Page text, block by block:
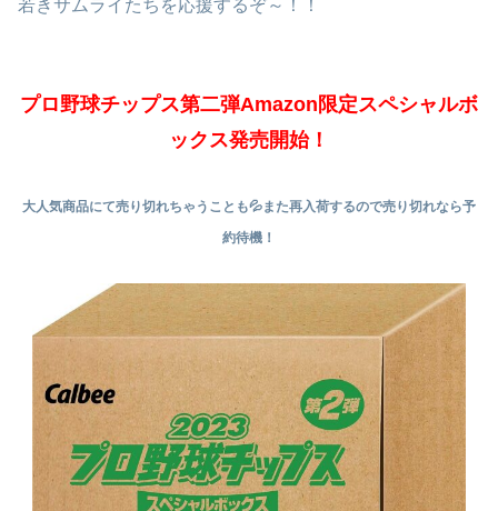
若きサムライたちを応援するぞ～！！
プロ野球チップス第二弾Amazon限定スペシャルボ
ックス発売開始！
大人気商品にて売り切れちゃうことも💦また再入荷するので売り切れなら予
約待機！